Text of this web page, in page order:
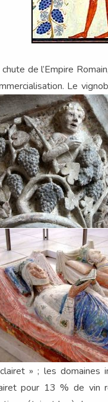
de l’Empire
Le
» ; les domaines
pour 13 % de vin